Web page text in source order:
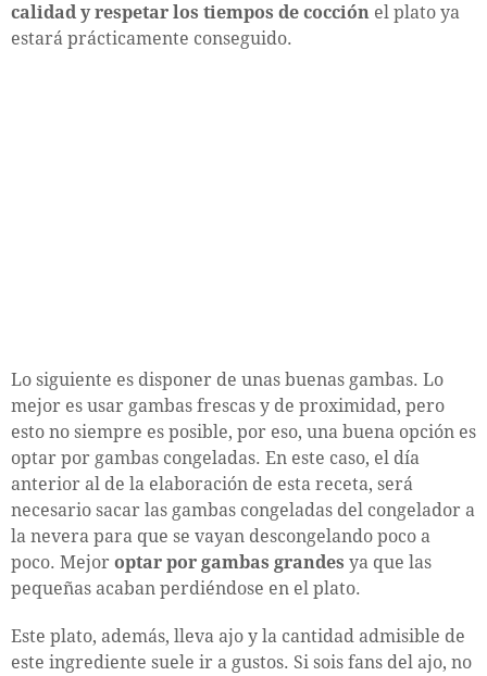
calidad y respetar los tiempos de cocción el plato ya
estará prácticamente conseguido.
Lo siguiente es disponer de unas buenas gambas. Lo
mejor es usar gambas frescas y de proximidad, pero
esto no siempre es posible, por eso, una buena opción es
optar por gambas congeladas. En este caso, el día
anterior al de la elaboración de esta receta, será
necesario sacar las gambas congeladas del congelador a
la nevera para que se vayan descongelando poco a
poco. Mejor optar por gambas grandes ya que las
pequeñas acaban perdiéndose en el plato.
Este plato, además, lleva ajo y la cantidad admisible de
este ingrediente suele ir a gustos. Si sois fans del ajo, no